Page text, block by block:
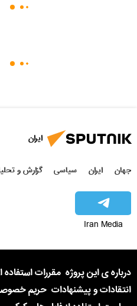
ایران
جهان ایران سیاسی گزارش و
Iran Media
درباره ی این پروژه مقررات
انتقادات و پیشنهادات حریم